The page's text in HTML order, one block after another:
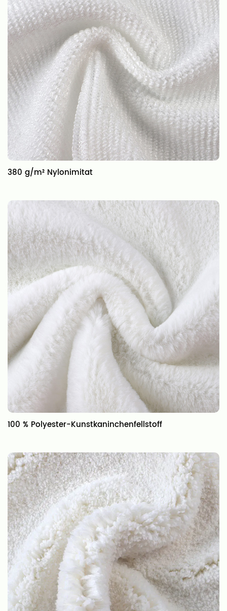
380 g/m² Nylonimitat
‎100 % Polyester-Kunstkaninchenfellstoff